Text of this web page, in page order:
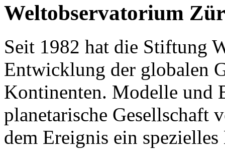
Weltobservatorium
Seit 1982 hat die Stiftung
Entwicklung der globalen
Kontinenten. Modelle und
planetarische Gesellschaft
dem Ereignis ein